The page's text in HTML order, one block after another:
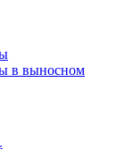
в выносном